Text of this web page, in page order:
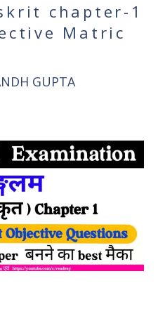
chapter-1
Matric
GUPTA